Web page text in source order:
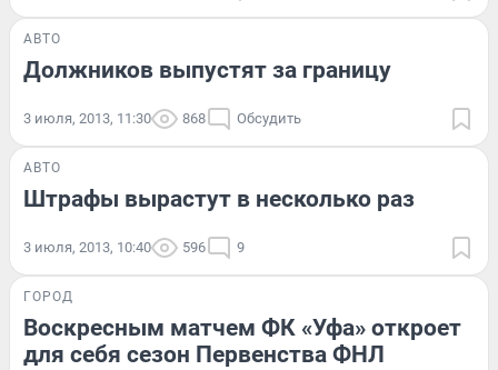
АВТО
Должников выпустят за границу
3 июля, 2013, 11:30 868 Обсудить
АВТО
Штрафы вырастут в несколько раз
3 июля, 2013, 10:40 596 9
ГОРОД
Воскресным матчем ФК «Уфа» откроет
для себя сезон Первенства ФНЛ